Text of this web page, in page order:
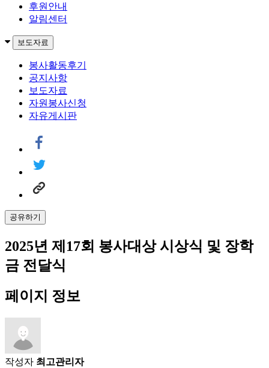
후원안내
알림센터
보도자료
봉사활동후기
공지사항
보도자료
자원봉사신청
자유게시판
공유하기
2025년 제17회 봉사대상 시상식 및 장학
금 전달식
페이지 정보
작성자 최고관리자